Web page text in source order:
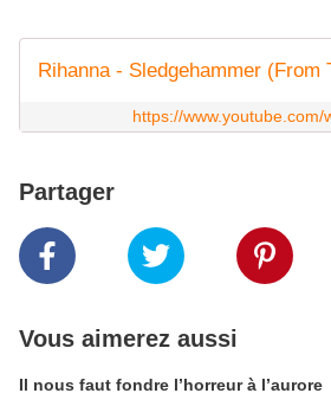
https://
Partager
Vous aimerez aussi
Il nous faut fondre l’horreur à l’aurore